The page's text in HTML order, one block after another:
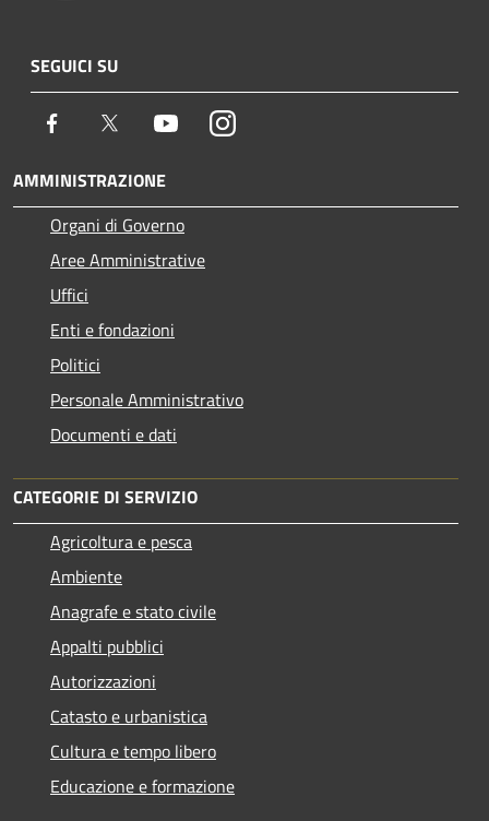
SEGUICI SU
Facebook Twitter YoutubeInstagram
AMMINISTRAZIONE
Organi di Governo
Aree Amministrative
Uffici
Enti e fondazioni
Politici
Personale Amministrativo
Documenti e dati
CATEGORIE DI SERVIZIO
Agricoltura e pesca
Ambiente
Anagrafe e stato civile
Appalti pubblici
Autorizzazioni
Catasto e urbanistica
Cultura e tempo libero
Educazione e formazione